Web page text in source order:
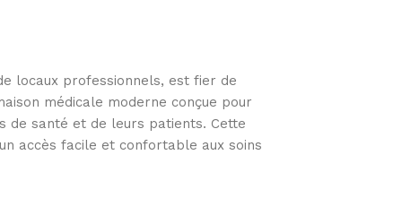
locaux professionnels, est fier de
médicale moderne conçue pour
de santé et de leurs patients. Cette
accès facile et confortable aux soins